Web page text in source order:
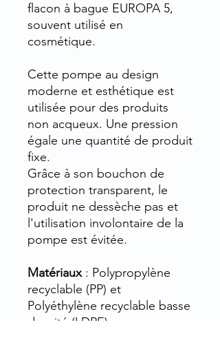
flacon à bague EUROPA 5,
souvent utilisé en
cosmétique.
Cette pompe au design
moderne et esthétique est
utilisée pour des produits
non acqueux. Une pression
égale une quantité de produit
fixe.
Grâce à son bouchon de
protection transparent, le
produit ne dessèche pas et
l'utilisation involontaire de la
pompe est évitée.
Matériaux : Polypropylène
recyclable (PP) et
Polyéthylène recyclable basse
densité (LDPE)